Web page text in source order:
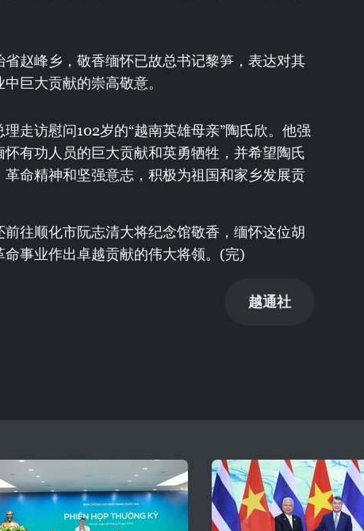
赵峰乡，敬香缅怀已故总书记黎笋，表达对其
巨大贡献的崇高敬意。
走访慰问102岁的“越南英雄母亲”陶氏欣。他强
有功人员的巨大贡献和英勇牺牲，并希望陶氏
命精神和坚强意志，积极为祖国和家乡发展贡
往顺化市阮志清大将纪念馆敬香，缅怀这位胡
事业作出卓越贡献的伟大将领。(完)
越通社